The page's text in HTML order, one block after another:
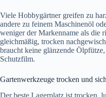
Viele Hobbygärtner greifen zu
andere zu feinem Maschinenöl
weniger der Markenname als die
gleichmäßig, trocken
braucht keine glänzende
Schutzfilm.
Gartenwerkzeuge trocken und
Der beste Lagerplatz ist trocken,